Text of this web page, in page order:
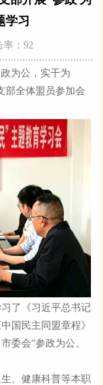
学习
率： 92
为公，实干为
部全体盟员参加会
了《习近平总书记
国民主同盟章程》
委会“参政为公、
、健康科普等本职